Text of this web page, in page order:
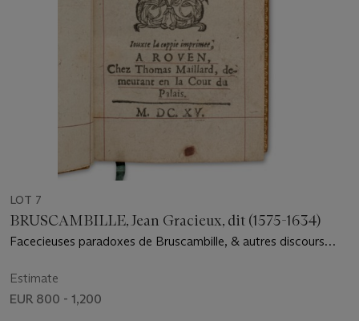
LOT 7
BRUSCAMBILLE, Jean Gracieux, dit (1575-1634)
Facecieuses paradoxes de Bruscambille, & autres discours
imaginations. Rouen : Thomas Maillard, 1615
Estimate
EUR 800 - 1,200